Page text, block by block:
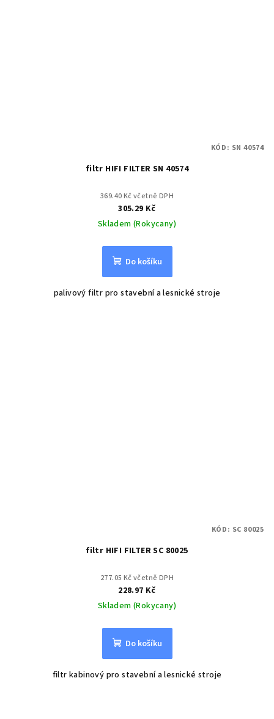
filtr HIFI FILTER SN 40574
369.40 Kč včetně DPH
305.29 Kč
Skladem (Rokycany)
Do košíku
palivový filtr pro stavební a lesnické stroje
KÓD: SN 40574
filtr HIFI FILTER SC 80025
277.05 Kč včetně DPH
228.97 Kč
Skladem (Rokycany)
Do košíku
filtr kabinový pro stavební a lesnické stroje
KÓD: SC 80025